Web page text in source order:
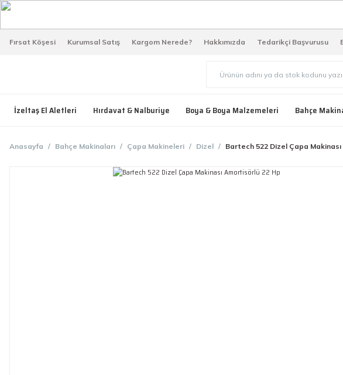
Fırsat Köşesi Kurumsal Satış Kargom Nerede? Hakkımızda Tedarikçi Başvurusu
İzeltaş El Aletleri Hırdavat & Nalburiye Boya & Boya Malzemeleri Bahçe
Anasayfa Bahçe Makinaları Çapa Makineleri Dizel Bartech 522 Dizel Çapa